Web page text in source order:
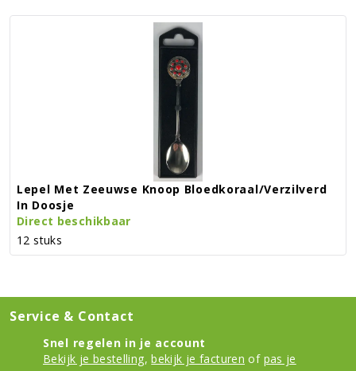
Lepel Met Zeeuwse Knoop Bloedkoraal/verzilverd
In Doosje
Direct beschikbaar
12 stuks
Service & Contact
Snel regelen in je account
Bekijk je bestelling, bekijk je facturen of pas je